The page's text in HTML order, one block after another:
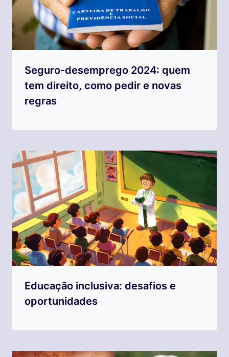
Seguro-desemprego 2024: quem
tem direito, como pedir e novas
regras
Educação inclusiva: desafios e
oportunidades